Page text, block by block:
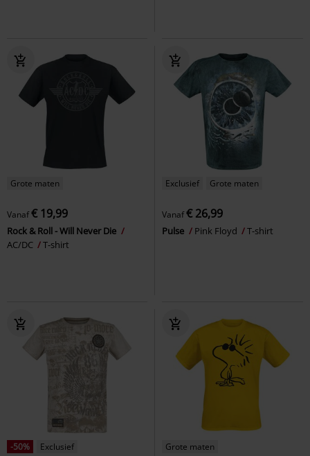
Grote maten
Vanaf€ 19,99
Rock & Roll - Will Never Die
AC/DC
T-shirt
Exclusief Grote maten
Vanaf€ 26,99
Pulse Pink Floyd T-shirt
-50%
Exclusief
Grote maten